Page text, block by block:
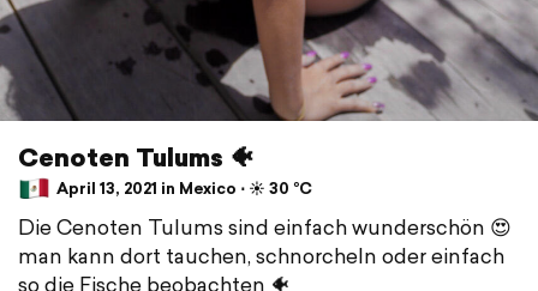
Cenoten Tulums 🐠
April 13, 2021 in Mexico ⋅ ☀️ 30 °C
Die Cenoten Tulums sind einfach wunderschön 😍
man kann dort tauchen, schnorcheln oder einfach
so die Fische beobachten 🐠